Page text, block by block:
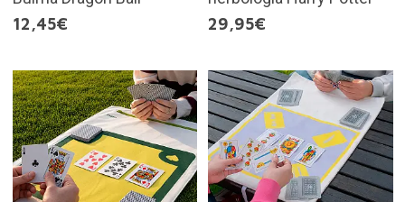
12,45€
29,95€